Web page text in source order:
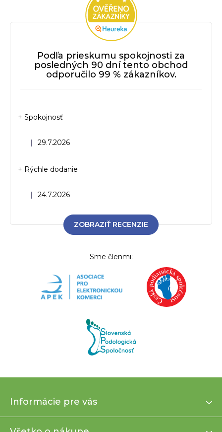
Podľa prieskumu spokojnosti za
posledných 90 dní tento obchod
odporučilo 99 % zákazníkov.
Hodnotenie obchodu je 5 z 5 hviezdičiek.
| 29.7.2026
+ Spokojnosť
Hodnotenie obchodu je 5 z 5 hviezdičiek.
| 24.7.2026
+ Rýchle dodanie
ZOBRAZIŤ RECENZIE
Sme členmi:
p
Informácie pre vás